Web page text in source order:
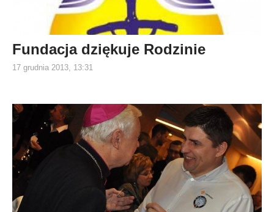
Fundacja dziękuje Rodzinie
17 grudnia 2013, 13:31